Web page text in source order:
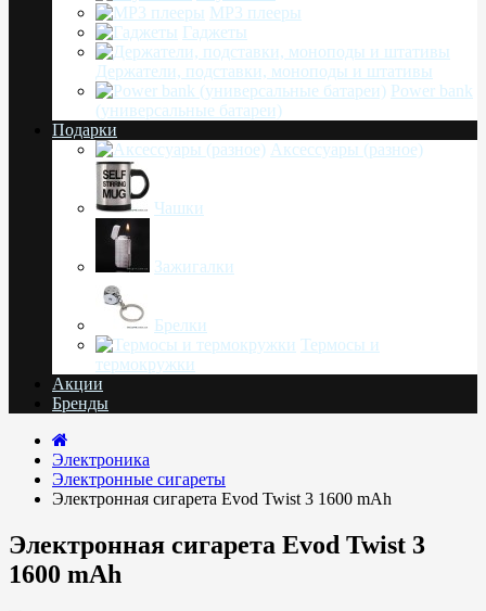
MP3 плееры
Гаджеты
Держатели, подставки, моноподы и штативы
Power bank
(универсальные батареи)
Подарки
Аксессуары (разное)
Чашки
Зажигалки
Брелки
Термосы и
термокружки
Акции
Бренды
Электроника
Электронные сигареты
Электронная сигарета Evod Twist 3 1600 mAh
Электронная сигарета Evod Twist 3
1600 mAh